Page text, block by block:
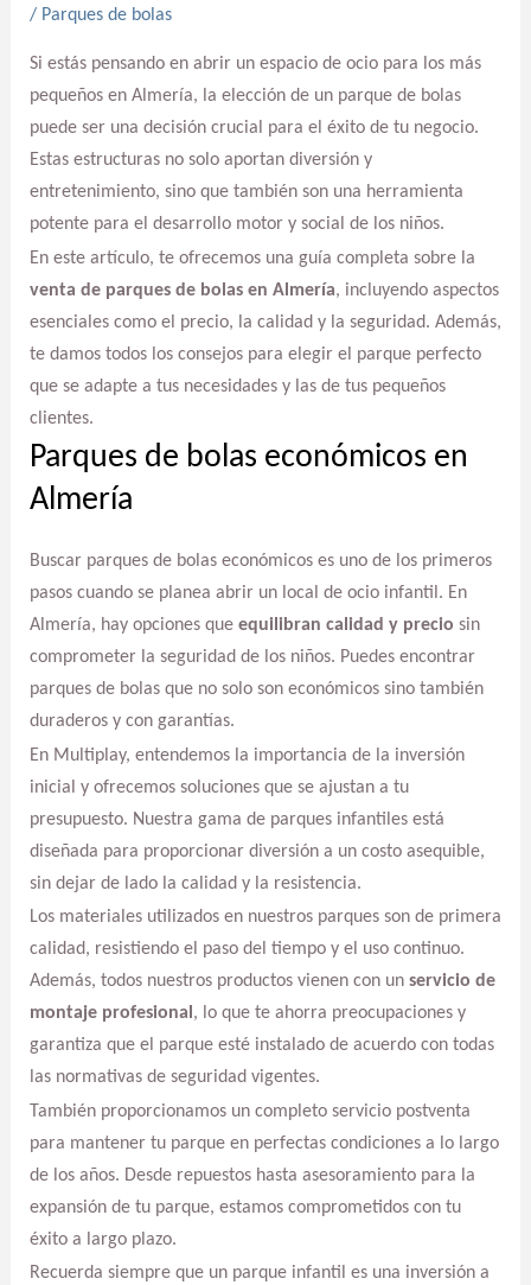
/ Parques de bolas
Si estás pensando en abrir un espacio de ocio para los más
pequeños en Almería, la elección de un parque de bolas
puede ser una decisión crucial para el éxito de tu negocio.
Estas estructuras no solo aportan diversión y
entretenimiento, sino que también son una herramienta
potente para el desarrollo motor y social de los niños.
En este artículo, te ofrecemos una guía completa sobre la
venta de parques de bolas en Almería, incluyendo aspectos
esenciales como el precio, la calidad y la seguridad. Además,
te damos todos los consejos para elegir el parque perfecto
que se adapte a tus necesidades y las de tus pequeños
clientes.
Parques de bolas económicos en
Almería
Buscar parques de bolas económicos es uno de los primeros
pasos cuando se planea abrir un local de ocio infantil. En
Almería, hay opciones que equilibran calidad y precio sin
comprometer la seguridad de los niños. Puedes encontrar
parques de bolas que no solo son económicos sino también
duraderos y con garantías.
En Multiplay, entendemos la importancia de la inversión
inicial y ofrecemos soluciones que se ajustan a tu
presupuesto. Nuestra gama de parques infantiles está
diseñada para proporcionar diversión a un costo asequible,
sin dejar de lado la calidad y la resistencia.
Los materiales utilizados en nuestros parques son de primera
calidad, resistiendo el paso del tiempo y el uso continuo.
Además, todos nuestros productos vienen con un servicio de
montaje profesional, lo que te ahorra preocupaciones y
garantiza que el parque esté instalado de acuerdo con todas
las normativas de seguridad vigentes.
También proporcionamos un completo servicio postventa
para mantener tu parque en perfectas condiciones a lo largo
de los años. Desde repuestos hasta asesoramiento para la
expansión de tu parque, estamos comprometidos con tu
éxito a largo plazo.
Recuerda siempre que un parque infantil es una inversión a